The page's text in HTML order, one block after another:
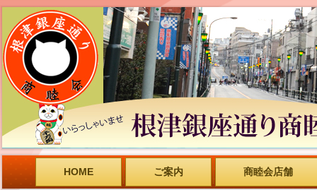
HOME ご案内 商睦会店舗